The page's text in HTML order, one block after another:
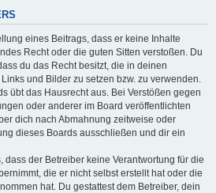
eines Beitrags, dass er keine Inhalte
Recht oder die guten Sitten verstoßen. Du
du das Recht besitzt, die in deinen
und Bilder zu setzen bzw. zu verwenden.
übt das Hausrecht aus. Bei Verstößen gegen
oder anderer im Board veröffentlichten
dich nach Abmahnung zeitweise oder
dieses Boards ausschließen und dir ein
dass der Betreiber keine Verantwortung für die
die er nicht selbst erstellt hat oder die
hat. Du gestattest dem Betreiber, dein